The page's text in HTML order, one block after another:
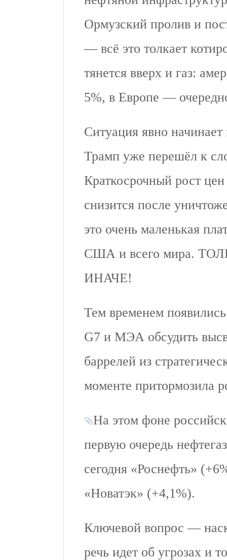
Ормузский пролив и
— всё это толкает
тянется вверх и газ:
5%, в Европе —
Ситуация явно
Трамп уже перешёл к
Краткосрочный рост
снизится после
это очень маленькая
США и всего мира.
ИНАЧЕ!
Тем временем
G7 и МЭА обсудить
баррелей из
моменте притормозила
На этом фоне
первую очередь
сегодня «Роснефть»
«Новатэк» (+4,1%).
Ключевой вопрос —
речь идет об угрозах и